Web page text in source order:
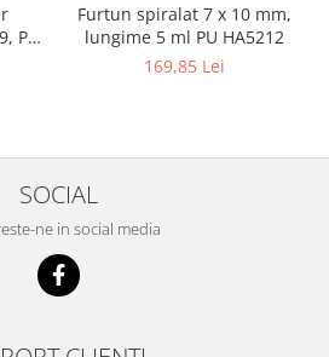
PU,
4"
Furtun spiralat 7 x 10 mm,
lungime 5 ml PU HA5212
169,85 Lei
SOCIAL
ne in social media